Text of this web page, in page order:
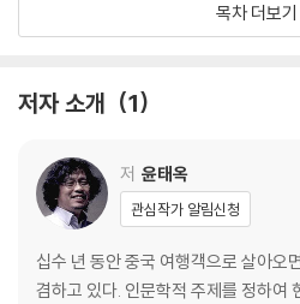
치열한 역사가 남긴 미라―폐허삼제
신장 반 x과 이탈리아 파스타
타클라마칸사막 일주
신장 또는 서역, 누구의 땅인가
3장 북방기행
목차 더보기
저자 소개 1
저 윤태옥
관심작가 알림신청
십수 년 동안 중국 여행객으로 살아오
겸하고 있다. 인문학적 주제를 정하여